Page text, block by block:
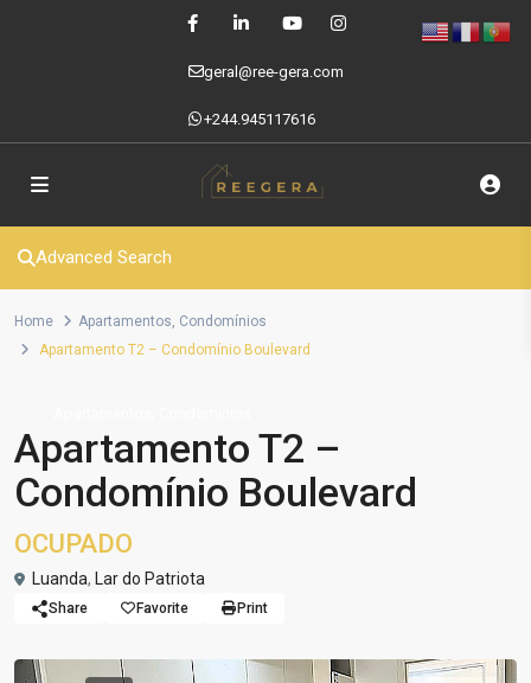
geral@ree-gera.com
+244.945117616
Advanced Search
Home Apartamentos, Condomínios
Apartamento T2 – Condomínio Boulevard
Apartamento T2 –
Condomínio Boulevard
OCUPADO
Luanda, Lar do Patriota
Share Favorite Print